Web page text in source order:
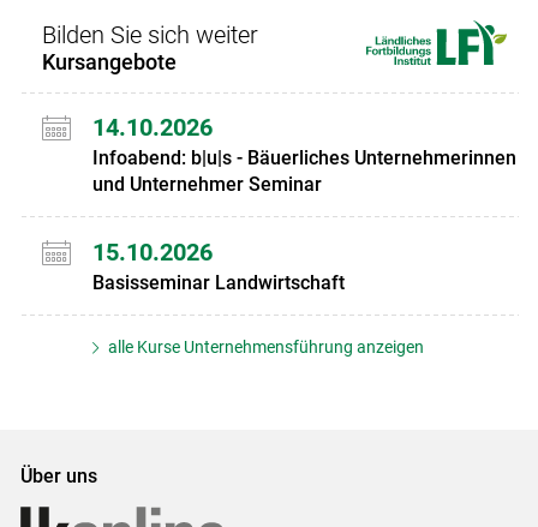
Bilden Sie sich weiter
Kursangebote
14.10.2026
Infoabend: b|u|s - Bäuerliches Unternehmerinnen
und Unternehmer Seminar
15.10.2026
Basisseminar Landwirtschaft
alle Kurse Unternehmensführung anzeigen
Über uns